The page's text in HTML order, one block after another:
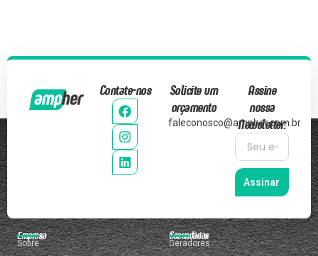
Contate-nos
Solicite um
orçamento
faleconosco@ampher.com.br
Assine
nossa
Newsletter:
Assinar
Empresa
Sobre
Secundárias
Geradores